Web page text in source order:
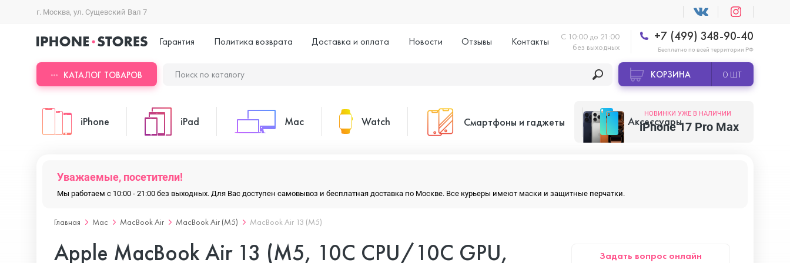
г. Москва, ул. Сущевский Вал 7
Гарантия Политика возврата Доставка и оплата Новости Отзывы Контакты
С 10:00 до 21:00
без выходных
+7 (499) 348-90-40
Бесплатно по всей территории РФ
КАТАЛОГ ТОВАРОВ КОРЗИНА 0 ШТ
iPhone
iPhone 17 Pro
iPad
iPad Air
Mac
MacBook Air
Watch Смартфоны и гаджеты Аксессуары
НОВИНКИ УЖЕ В НАЛИЧИИ
iPhone 17 Pro Max
Уважаемые, посетители!
Мы работаем с 10:00 - 21:00 без выходных. Для Вас доступен самовывоз и бесплатная доставка по Москве. Все курьеры имеют маски и защитные перчатки.
Главная Mac MacBook Air MacBook Air (M5) MacBook Air 13 (M5)
Apple MacBook Air 13 (M5, 10C CPU/10C GPU,
Задать вопрос онлайн